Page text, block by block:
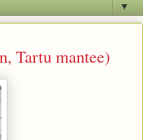
▼
Tartu mantee)